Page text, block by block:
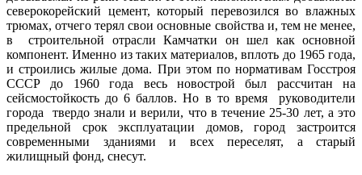
северокорейский цемент, который перевозился во влажных
трюмах, отчего терял свои основные свойства и, тем не менее,
в строительной отрасли Камчатки он шел как основной
компонент. Именно из таких материалов, вплоть до 1965 года,
и строились жилые дома. При этом по нормативам Госстроя
СССР до 1960 года весь новострой был рассчитан на
сейсмостойкость до 6 баллов. Но в то время руководители
города твердо знали и верили, что в течение 25-30 лет, а это
предельной срок эксплуатации домов, город застроится
современными зданиями и всех переселят, а старый
жилищный фонд, снесут.